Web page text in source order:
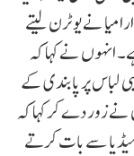
نے یو ٹرن لیتے
انہوں نے کہا کہ
لباس پر پابندی کے
نے زور دے کر کہا کہ
سے بات کرتے